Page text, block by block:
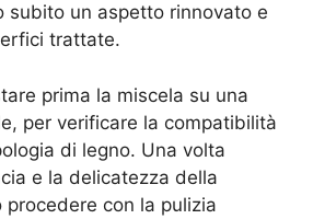
subito un aspetto rinnovato e
trattate.
prima la miscela su una
per verificare la compatibilità
di legno. Una volta
e la delicatezza della
procedere con la pulizia